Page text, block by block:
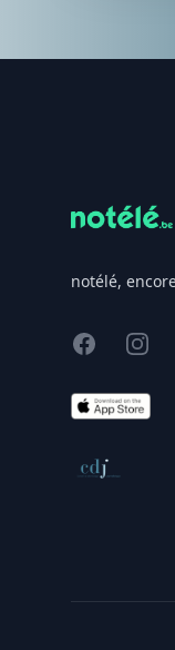
notélé,
Facebook
App Store
Conseil de